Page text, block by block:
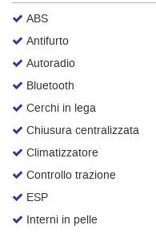
ABS
Antifurto
Autoradio
Bluetooth
Cerchi in lega
Chiusura centralizzata
Climatizzatore
Controllo trazione
ESP
Interni in pelle
Leggi
la
cookie
Salva
le